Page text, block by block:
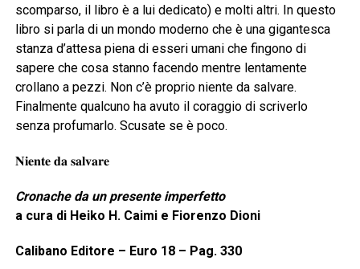
scomparso, il libro è a lui dedicato) e molti altri. In questo
libro si parla di un mondo moderno che è una gigantesca
stanza d’attesa piena di esseri umani che fingono di
sapere che cosa stanno facendo mentre lentamente
crollano a pezzi. Non c’è proprio niente da salvare.
Finalmente qualcuno ha avuto il coraggio di scriverlo
senza profumarlo. Scusate se è poco.
𝐍𝐢𝐞𝐧𝐭𝐞 𝐝𝐚 𝐬𝐚𝐥𝐯𝐚𝐫𝐞
Cronache da un presente imperfetto
a cura di Heiko H. Caimi e Fiorenzo Dioni
Calibano Editore – Euro 18 – Pag. 330